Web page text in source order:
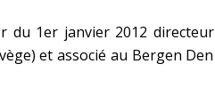
du 1er janvier 2012 directeur
et associé au Bergen Den